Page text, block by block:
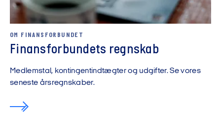
OM FINANSFORBUNDET
Finansforbundets regnskab
Medlemstal, kontingentindtægter og udgifter. Se vores
seneste årsregnskaber.